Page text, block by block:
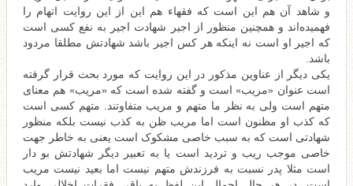
و شاهد آن هم این است که فقهاء هم این از این روایت اتهام را
فهمیده‌اند و همچنین منظور از اجیر شهادت اجیر به نفع کسی است
که اجیر او است نه اینکه هر کس اجیر باشد شهادتش مطلقا مردود
باشد.
یکی دیگر از عناوین مذکور در این روایت که مورد بحث قرار گرفته
است عنوان «مریب» است و گفته شده است که «مریب» هم معنای
متهم است ولی به نظر ما متهم و مریب متفاوتند. متهم کسی است
که کذب او مظنون است اما مریب ظن به کذب نیست بلکه منظور
شهادتی است که به سبب خاصی مشکوک است یعنی به خاطر جهت
خاصی موجب ریب و تردید است یا به تعبیر دیگر شهادتش بو دار
است مثلا پدر نسبت به فرزندش متهم نیست اما بعید نیست مریب